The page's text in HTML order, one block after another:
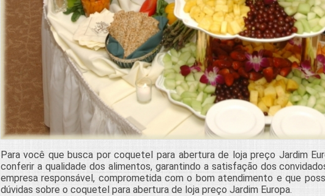
Para você que busca por coquetel para abertura de loja preço Jardim
conferir a qualidade dos alimentos, garantindo a satisfação dos
empresa responsável, comprometida com o bom atendimento e que
dúvidas sobre o coquetel para abertura de loja preço Jardim Europa.